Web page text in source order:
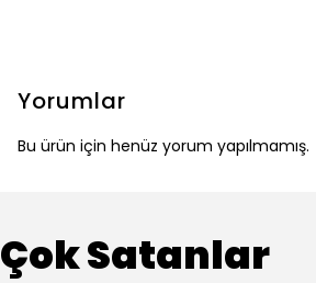
Yorumlar
Bu ürün için henüz yorum yapılmamış.
Çok Satanlar